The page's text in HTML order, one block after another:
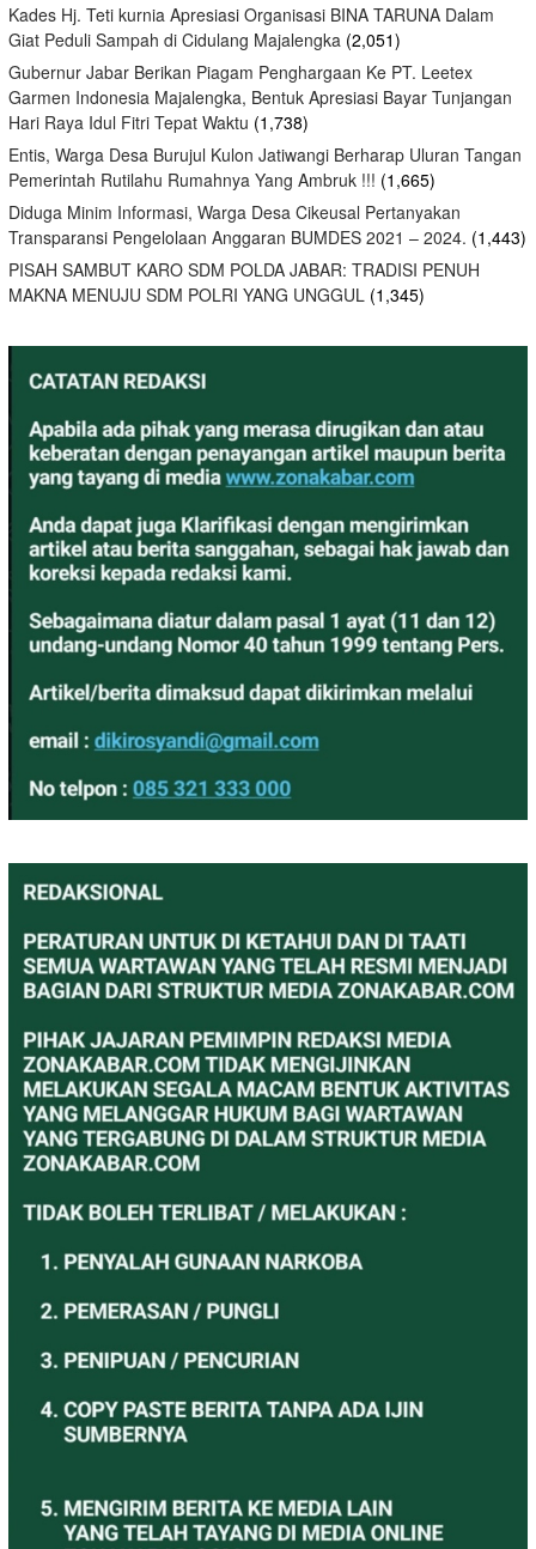
Kades Hj. Teti kurnia Apresiasi Organisasi BINA TARUNA Dalam
Giat Peduli Sampah di Cidulang Majalengka (2,051)
Gubernur Jabar Berikan Piagam Penghargaan Ke PT. Leetex
Garmen Indonesia Majalengka, Bentuk Apresiasi Bayar Tunjangan
Hari Raya Idul Fitri Tepat Waktu (1,738)
Entis, Warga Desa Burujul Kulon Jatiwangi Berharap Uluran Tangan
Pemerintah Rutilahu Rumahnya Yang Ambruk !!! (1,665)
Diduga Minim Informasi, Warga Desa Cikeusal Pertanyakan
Transparansi Pengelolaan Anggaran BUMDES 2021 – 2024. (1,443)
PISAH SAMBUT KARO SDM POLDA JABAR: TRADISI PENUH
MAKNA MENUJU SDM POLRI YANG UNGGUL (1,345)